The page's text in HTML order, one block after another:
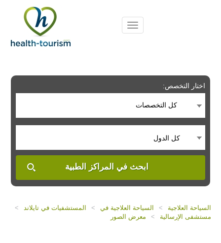
includes
system.
اختار التخصص:
كل التخصصات
كل الدول
ابحث في المراكز الطبية
السياحة العلاجية > السياحة العلاجية في > المستشفيات في تايلاند
>
مستشفى الإرسالية
> معرض الصور